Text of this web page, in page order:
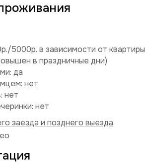
5000р. в зависимости от квартиры
в праздничные дни)
да
нет
нет
нет
заезда и позднего выезда